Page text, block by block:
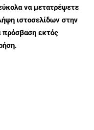
να μετατρέψετε
ιστοσελίδων στην
πρόσβαση εκτός